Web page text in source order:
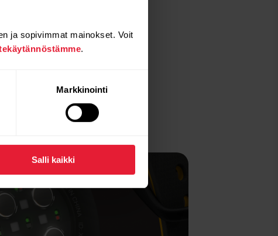
ja sopivimmat mainokset. Voit
.
Markkinointi
Salli kaikki